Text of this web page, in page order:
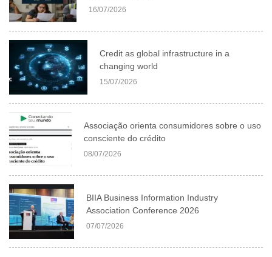
16/07/2026
Credit as global infrastructure in a
changing world
15/07/2026
Associação orienta consumidores sobre o uso
consciente do crédito
08/07/2026
BIIA Business Information Industry
Association Conference 2026
07/07/2026